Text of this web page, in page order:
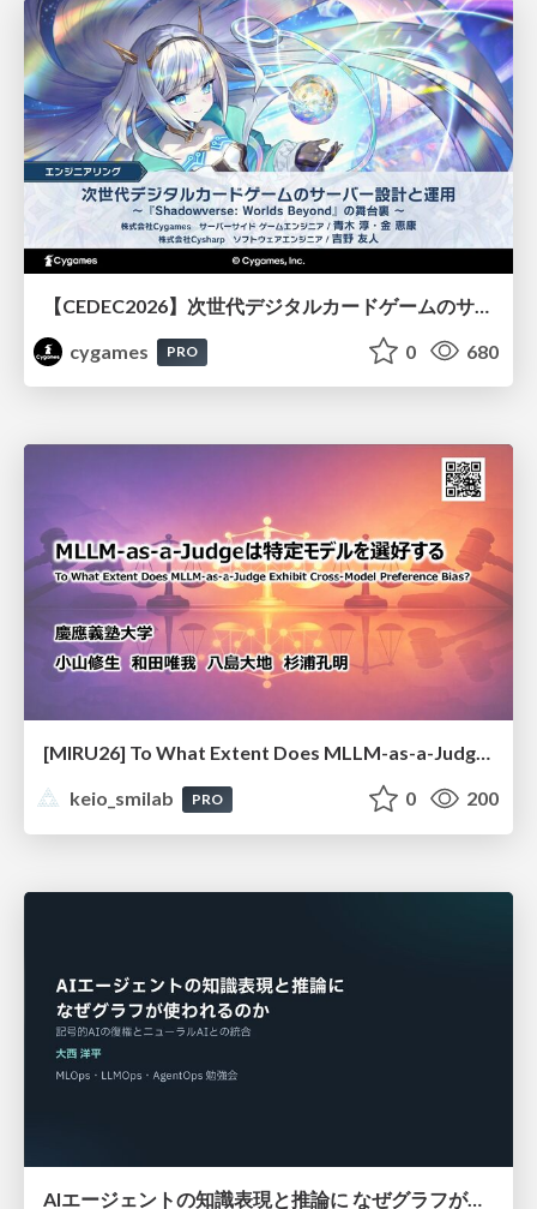
cygames
PRO 0 680
[MIRU26] To What Extent Does MLLM-as-a-Judge Exhibit Cross-Model Preference Bias?
keio_smilab
PRO 0 200
AIエージェントの知識表現と推論に なぜグラフが使われるのか - 記号的AIの復権とニューラルAIとの統合